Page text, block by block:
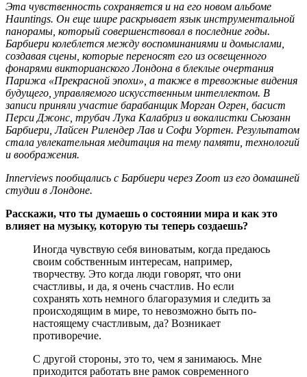
Эта чувственность сохраняется и на его новом альбоме
Hauntings. Он еще шире раскрывает язык инструментальной
панорамы, который совершенствовал в последние годы.
Барбиери колеблется между воспоминаниями и домыслами,
создавая сцены, которые переносят его из освещенного
фонарями викторианского Лондона в блеклые очертания
Парижа «Прекрасной эпохи», а также в тревожные видения
будущего, управляемого искусственным интеллектом. В
записи приняли участие барабанщик Морган Огрен, басист
Перси Джонс, трубач Лука Калабриз и вокалистки Сьюзанн
Барбиери, Лайсен Рилендер Лав и Софи Уортен. Результатом
стала увлекательная медитация на тему памяти, технологий
и воображения.
Innerviews пообщались с Барбиери через Zoom из его домашней
студии в Лондоне.
Расскажи, что ты думаешь о состоянии мира и как это
влияет на музыку, которую ты теперь создаешь?
Иногда чувствую себя виноватым, когда предаюсь
своим собственным интересам, например,
творчеству. Это когда люди говорят, что они
счастливы, и да, я очень счастлив. Но если
сохранять хоть немного благоразумия и следить за
происходящим в мире, то невозможно быть по-
настоящему счастливым, да? Возникает
противоречие.
С другой стороны, это то, чем я занимаюсь. Мне
приходится работать вне рамок современного